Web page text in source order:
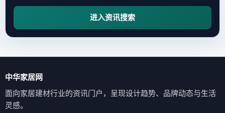
进入资讯搜索
中华家居网
面向家居建材行业的资讯门户，呈现设计趋势、品牌动态与生活
灵感。